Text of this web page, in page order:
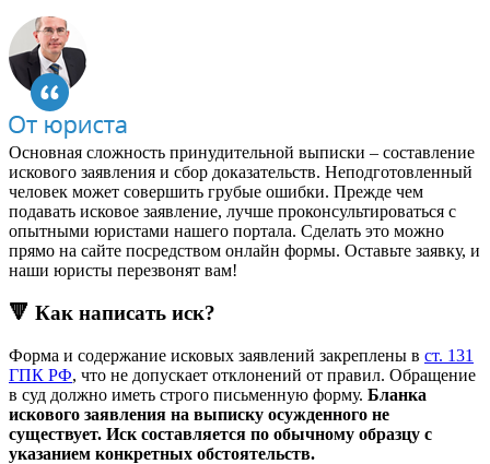
Основная сложность принудительной выписки – составление
искового заявления и сбор доказательств. Неподготовленный
человек может совершить грубые ошибки. Прежде чем
подавать исковое заявление, лучше проконсультироваться с
опытными юристами нашего портала. Сделать это можно
прямо на сайте посредством онлайн формы. Оставьте заявку, и
наши юристы перезвонят вам!
🔻 Как написать иск?
Форма и содержание исковых заявлений закреплены в ст. 131
ГПК РФ, что не допускает отклонений от правил. Обращение
в суд должно иметь строго письменную форму. Бланка
искового заявления на выписку осужденного не
существует. Иск составляется по обычному образцу с
указанием конкретных обстоятельств.